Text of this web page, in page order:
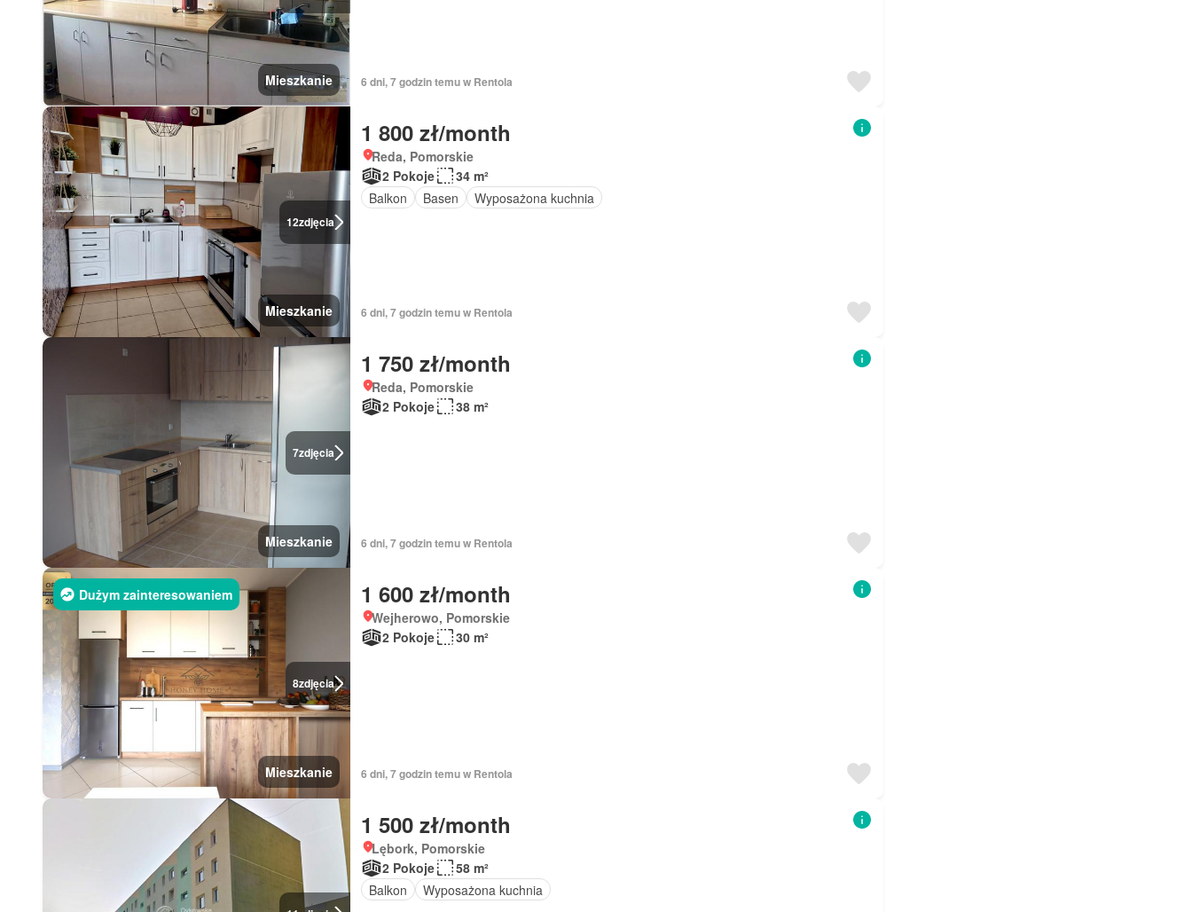
Mieszkanie 6 dni, 7 godzin temu w Rentola
12zdjęcia
Mieszkanie
1 800 zł/month
Reda, Pomorskie
2 Pokoje
34 m²
Balkon
Basen Wyposażona kuchnia
6 dni, 7 godzin temu w Rentola
7zdjęcia
Mieszkanie
1 750 zł/month
Reda, Pomorskie
2 Pokoje
38 m²
6 dni, 7 godzin temu w Rentola
8zdjęcia
Dużym zainteresowaniem
Mieszkanie
1 600 zł/month
Wejherowo, Pomorskie
2 Pokoje
30 m²
6 dni, 7 godzin temu w Rentola
1 500 zł/month
Lębork, Pomorskie
2 Pokoje
58 m²
Balkon
Wyposażona kuchnia